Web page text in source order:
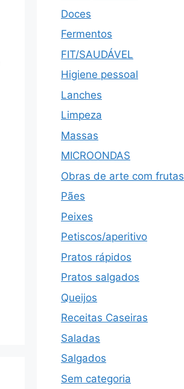
Doces
Fermentos
FIT/SAUDÁVEL
Higiene pessoal
Lanches
Limpeza
Massas
MICROONDAS
Obras de arte com frutas
Pães
Peixes
Petiscos/aperitivo
Pratos rápidos
Pratos salgados
Queijos
Receitas Caseiras
Saladas
Salgados
Sem categoria